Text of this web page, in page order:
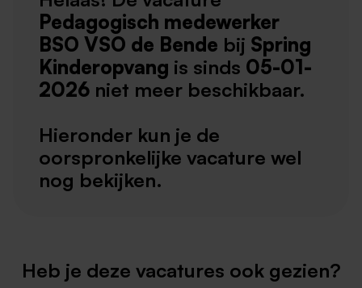
Pedagogisch medewerker
BSO VSO de Bende bij Spring
Kinderopvang is sinds 05-01-
2026 niet meer beschikbaar.
Hieronder kun je de
oorspronkelijke vacature wel
nog bekijken.
Heb je deze vacatures ook gezien?